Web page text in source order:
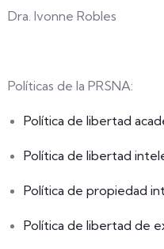
Dra. Ivonne Robles
Políticas de la PRSNA:
Política de libertad
Política de libertad
Política de propiedad
Política de libertad de